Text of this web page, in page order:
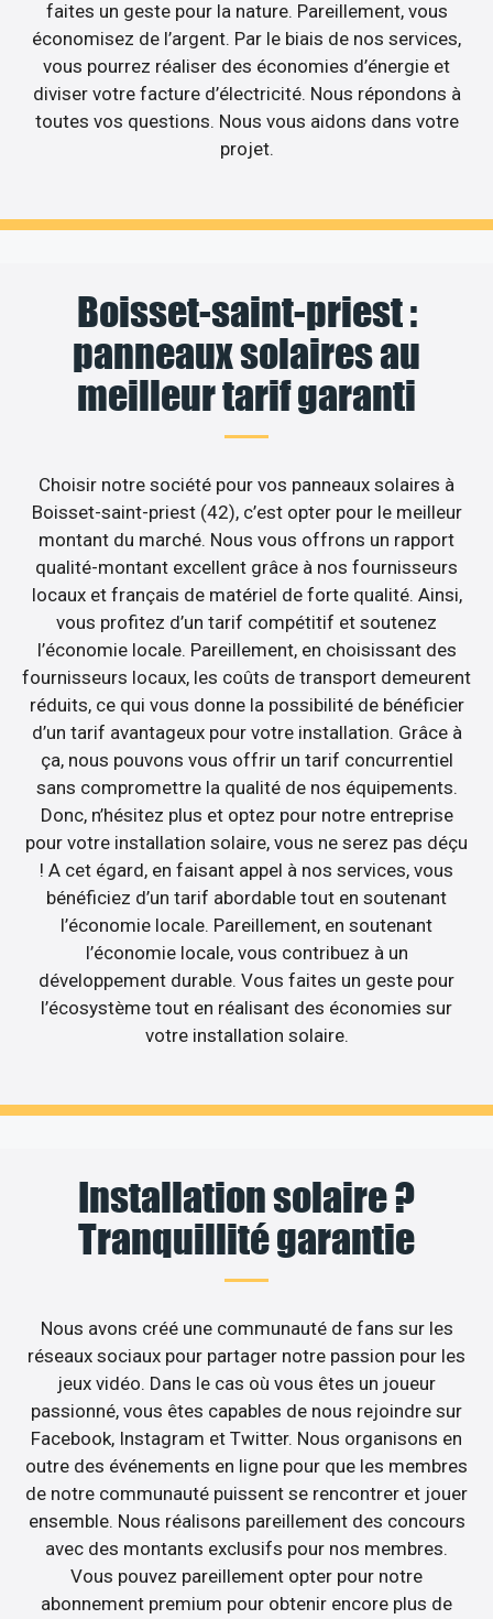
faites un geste pour la nature. Pareillement, vous
économisez de l’argent. Par le biais de nos services,
vous pourrez réaliser des économies d’énergie et
diviser votre facture d’électricité. Nous répondons à
toutes vos questions. Nous vous aidons dans votre
projet.
Boisset-saint-priest :
panneaux solaires au
meilleur tarif garanti
Choisir notre société pour vos panneaux solaires à
Boisset-saint-priest (42), c’est opter pour le meilleur
montant du marché. Nous vous offrons un rapport
qualité-montant excellent grâce à nos fournisseurs
locaux et français de matériel de forte qualité. Ainsi,
vous profitez d’un tarif compétitif et soutenez
l’économie locale. Pareillement, en choisissant des
fournisseurs locaux, les coûts de transport demeurent
réduits, ce qui vous donne la possibilité de bénéficier
d’un tarif avantageux pour votre installation. Grâce à
ça, nous pouvons vous offrir un tarif concurrentiel
sans compromettre la qualité de nos équipements.
Donc, n’hésitez plus et optez pour notre entreprise
pour votre installation solaire, vous ne serez pas déçu
! A cet égard, en faisant appel à nos services, vous
bénéficiez d’un tarif abordable tout en soutenant
l’économie locale. Pareillement, en soutenant
l’économie locale, vous contribuez à un
développement durable. Vous faites un geste pour
l’écosystème tout en réalisant des économies sur
votre installation solaire.
Installation solaire ?
Tranquillité garantie
Nous avons créé une communauté de fans sur les
réseaux sociaux pour partager notre passion pour les
jeux vidéo. Dans le cas où vous êtes un joueur
passionné, vous êtes capables de nous rejoindre sur
Facebook, Instagram et Twitter. Nous organisons en
outre des événements en ligne pour que les membres
de notre communauté puissent se rencontrer et jouer
ensemble. Nous réalisons pareillement des concours
avec des montants exclusifs pour nos membres.
Vous pouvez pareillement opter pour notre
abonnement premium pour obtenir encore plus de